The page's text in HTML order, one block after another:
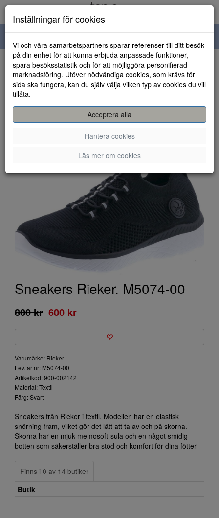
navigation
HEM
Sneakers Rieker. M5074-00
800 kr 600 kr
Varumärke: Rieker
Lev. artnr: M5074-00
Artikelkod: 900-002142
Material: Textil
Färg: Svart
Sneakers från Rieker i textil. Modellen har en elastisk
snörning fram, vilket gör det lätt att ta av och på skorna.
Skorna har en mjuk memosoft-sula och en något smidig
botten som säkerställer bra stöd och komfort för dina fötter.
Finns i 0 av 14 butiker
Butik
Inställningar för cookies
Vi och våra samarbetspartners sparar referenser till ditt besök
på din enhet för att kunna erbjuda anpassade funktioner,
spara besöksstatistik och för att möjliggöra personifierad
marknadsföring. Utöver nödvändiga cookies, som krävs för
sida ska fungera, kan du själv välja vilken typ av cookies du vill
tillåta.
Acceptera alla
Hantera cookies
Läs mer om cookies